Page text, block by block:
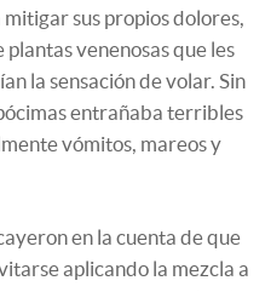
sus propios dolores,
venenosas que les
la sensación de volar. Sin
entrañaba terribles
vómitos, mareos y
en la cuenta de que
aplicando la mezcla a